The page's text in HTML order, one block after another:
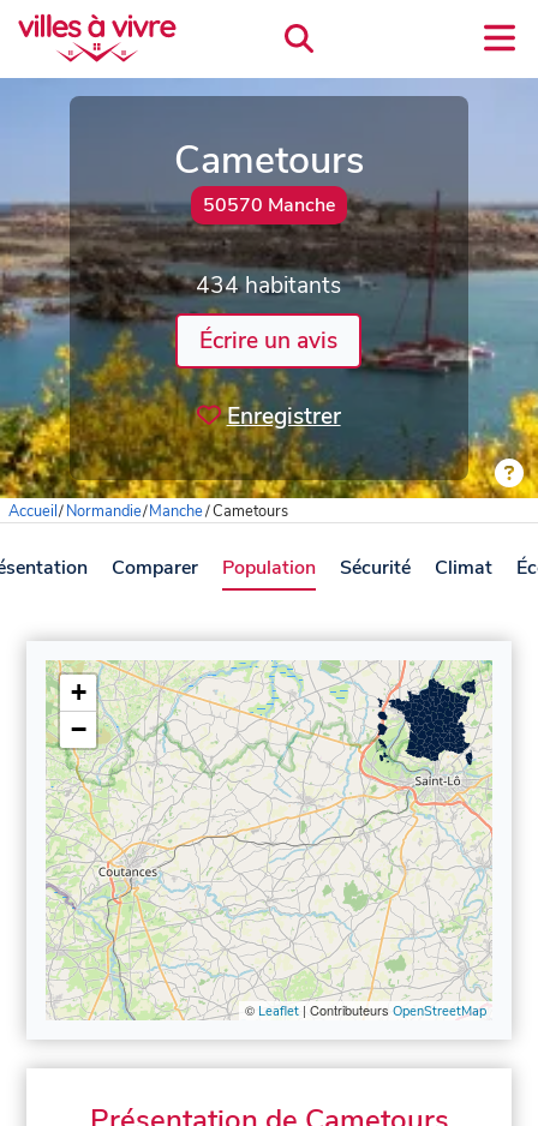
Cametours
50570 Manche
434 habitants
Écrire un avis
Enregistrer
Accueil/Normandie/Manche/Cametours
Comparer Population Sécurité Climat
+
−
© Leaflet| Contributeurs OpenStreetMap